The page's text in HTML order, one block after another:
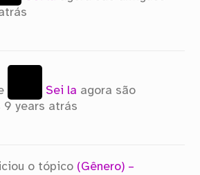
Sei la agora são
9 years atrás
o tópico (Gênero) –